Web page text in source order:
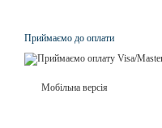
Приймаємо до оплати
Мобільна версія